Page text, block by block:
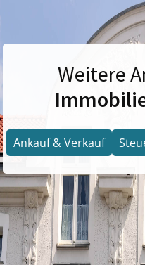
Weitere
Ankauf & Verkauf